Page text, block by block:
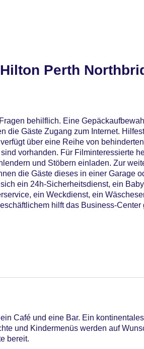
Perth
behilflich. Eine
die Gäste Zugang zum Internet.
über eine Reihe von
vorhanden. Für Filminteressierte
und Stöbern einladen. Zur
die Gäste dieses in einer Garage
ein 24h-Sicherheitsdienst, ein
ein Weckdienst, ein
hilft das Business-
Café und eine Bar. Ein
und Kindermenüs werden auf
bereit.